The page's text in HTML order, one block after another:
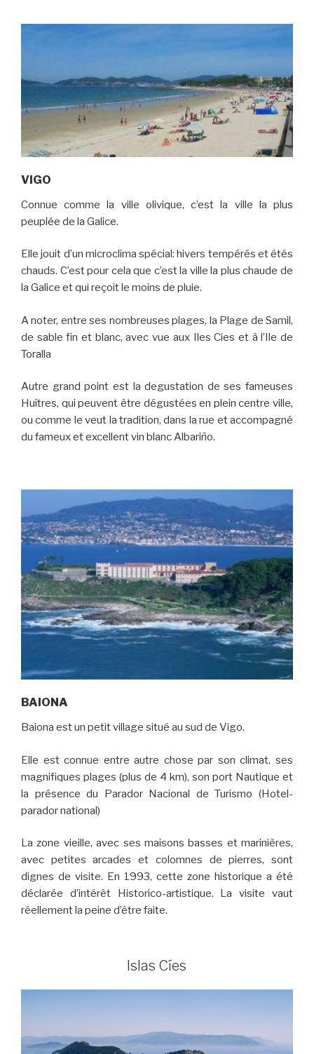
VIGO
Connue comme la ville olivique, c’est la ville la plus
peuplée de la Galice.
Elle jouit d’un microclima spécial: hivers tempérés et étés
chauds. C’est pour cela que c’est la ville la plus chaude de
la Galice et qui reçoit le moins de pluie.
A noter, entre ses nombreuses plages, la Plage de Samil,
de sable fin et blanc, avec vue aux Iles Cies et à l’Ile de
Toralla
Autre grand point est la degustation de ses fameuses
Huîtres, qui peuvent être dégustées en plein centre ville,
ou comme le veut la tradition, dans la rue et accompagné
du fameux et excellent vin blanc Albariño.
BAIONA
Baiona est un petit village situé au sud de Vigo.
Elle est connue entre autre chose par son climat, ses
magnifiques plages (plus de 4 km), son port Nautique et
la présence du Parador Nacional de Turismo (Hotel-
parador national)
La zone vieille, avec ses maisons basses et marinières,
avec petites arcades et colomnes de pierres, sont
dignes de visite. En 1993, cette zone historique a été
déclarée d’intérêt Historico-artistique. La visite vaut
réellement la peine d’être faite.
Islas Cíes